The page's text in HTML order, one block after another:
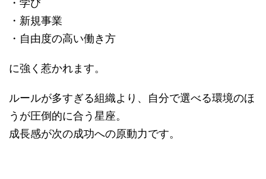
・新規事業
・自由度の高い働き方
に強く惹かれます。
ルールが多すぎる組織より、自分で選べる環境のほ
うが圧倒的に合う星座。
成長感が次の成功への原動力です。